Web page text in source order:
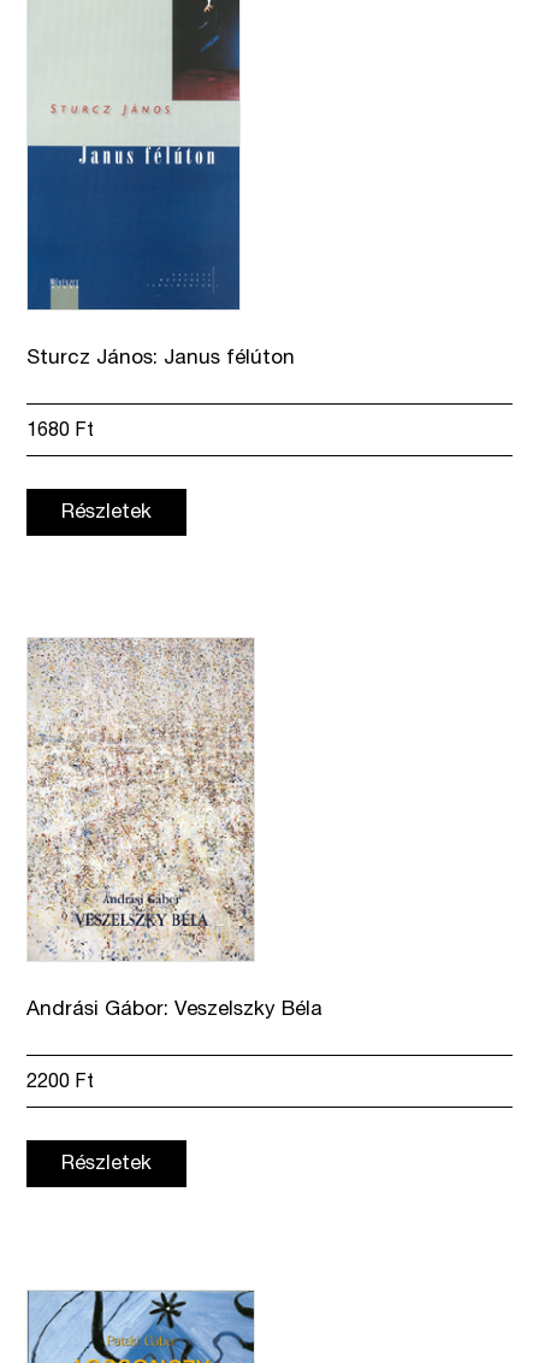
Sturcz János: Janus félúton
1680 Ft
Részletek
Andrási Gábor: Veszelszky Béla
2200 Ft
Részletek